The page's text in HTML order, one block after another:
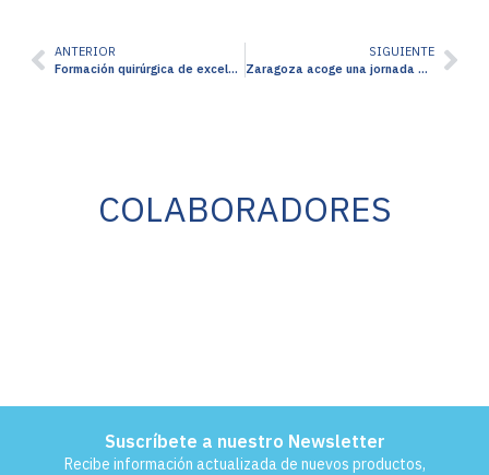
ANTERIOR
Formación quirúrgica de excelencia con modelos hiperrealistas: así fueron los cursos de nefrectomía parcial y pieloplastia en HM Sanchinarro
SIGUIENTE
Zaragoza acoge una jornada de formación quirúrgica avanzada con los modelos realistas de Urology 3D
COLABORADORES
Suscríbete a nuestro Newsletter
Recibe información actualizada de nuevos productos,